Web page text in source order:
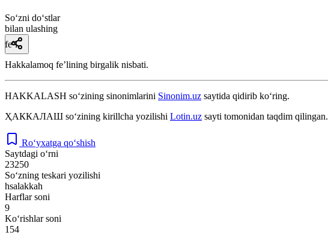
So‘zni do‘stlar
bilan ulashing
fe’l
Hakkalamoq feʼlining birgalik nisbati.
HAKKALASH so‘zining sinonimlarini Sinonim.uz saytida qidirib ko‘ring.
ҲАККАЛАШ so‘zining kirillcha yozilishi Lotin.uz sayti tomonidan taqdim qilingan.
Ro‘yxatga qo‘shish
Saytdagi o‘rni
23250
So‘zning teskari yozilishi
hsalakkah
Harflar soni
9
Ko‘rishlar soni
154